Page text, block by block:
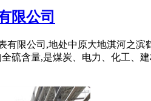
限公司
有限公司,地处中原大地淇河之
硫含量,是煤炭、电力、化工、